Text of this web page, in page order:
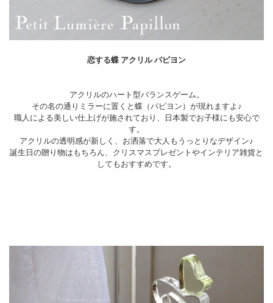
恋する蝶 アクリル パピヨン
アクリルのハート型バランスゲーム。
その名の通りミラーに置くと蝶（パピヨン）が現れますよ♪
職人による美しい仕上げが施されており、日本製でお子様にも安心で
す。
アクリルの透明感が新しく、お洒落で大人もうっとりなデザイン♪
誕生日の贈り物はもちろん、クリスマスプレゼントやインテリア雑貨と
してもおすすめです。